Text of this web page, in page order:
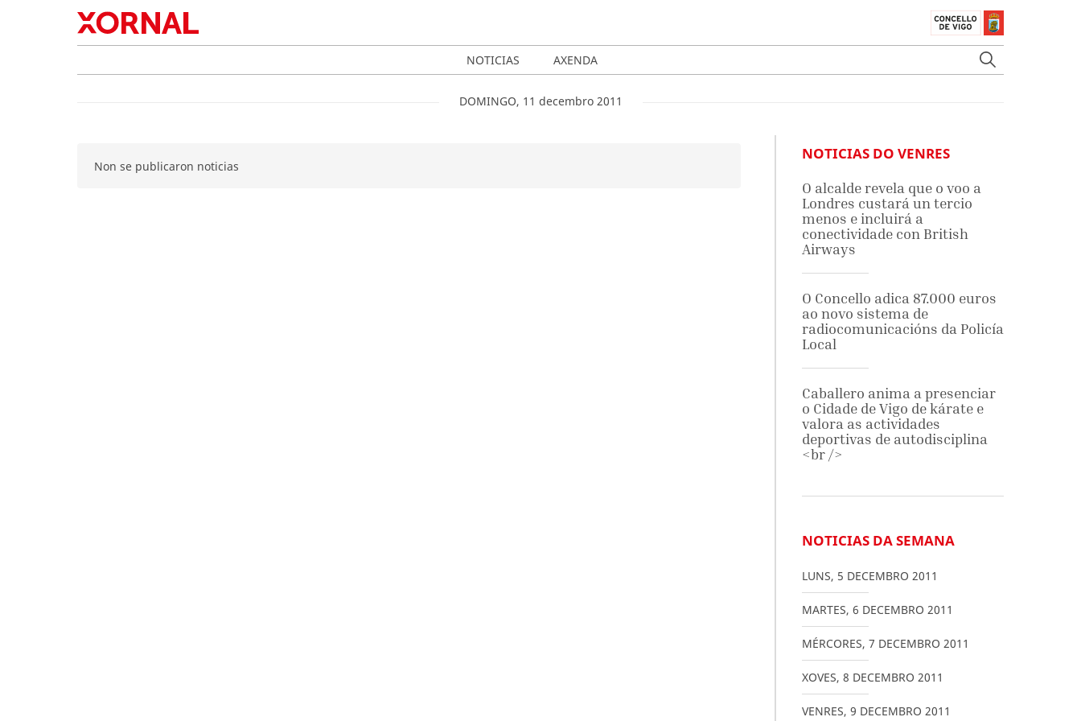
NOTICIAS AXENDA
DOMINGO, 11 decembro 2011
Non se publicaron noticias
NOTICIAS DO VENRES
O alcalde revela que o voo a
Londres custará un tercio
menos e incluirá a
conectividade con British
Airways
O Concello adica 87.000 euros
ao novo sistema de
radiocomunicacións da Policía
Local
Caballero anima a presenciar
o Cidade de Vigo de kárate e
valora as actividades
deportivas de autodisciplina
<br />
NOTICIAS DA SEMANA
LUNS, 5 DECEMBRO 2011
MARTES, 6 DECEMBRO 2011
MÉRCORES, 7 DECEMBRO 2011
XOVES, 8 DECEMBRO 2011
VENRES, 9 DECEMBRO 2011